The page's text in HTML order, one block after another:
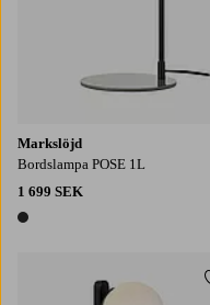
Markslöjd
Bordslampa POSE 1L
1 699 SEK
1 färg